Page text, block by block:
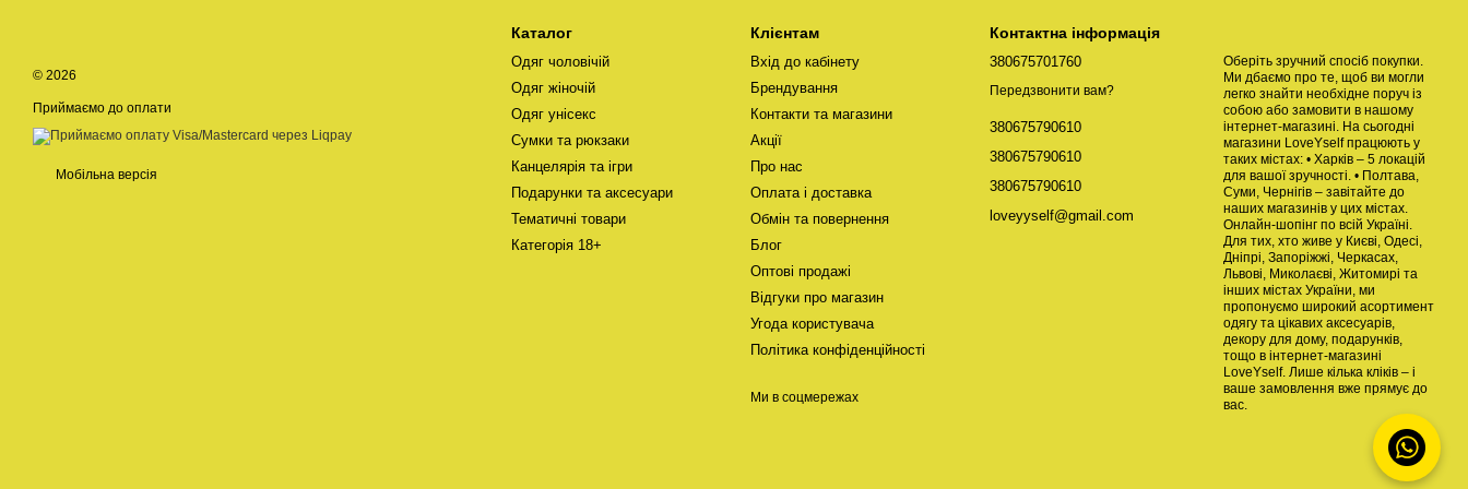
© 2026
Приймаємо до оплати
Мобільна версія
Каталог
Одяг чоловічій
Одяг жіночій
Одяг унісекс
Сумки та рюкзаки
Канцелярія та ігри
Подарунки та аксесуари
Тематичні товари
Категорія 18+
Клієнтам
Вхід до кабінету
Брендування
Контакти та магазини
Акції
Про нас
Оплата і доставка
Обмін та повернення
Блог
Оптові продажі
Відгуки про магазин
Угода користувача
Політика конфіденційності
Ми в соцмережах
Контактна інформація
380675701760
Передзвонити вам?
380675790610
380675790610
380675790610
loveyyself@gmail.com
Оберіть зручний спосіб покупки.
Ми дбаємо про те, щоб ви могли
легко знайти необхідне поруч із
собою або замовити в нашому
інтернет-магазині. На сьогодні
магазини LoveYself працюють у
таких містах: • Харків – 5 локацій
для вашої зручності. • Полтава,
Суми, Чернігів – завітайте до
наших магазинів у цих містах.
Онлайн-шопінг по всій Україні.
Для тих, хто живе у Києві, Одесі,
Дніпрі, Запоріжжі, Черкасах,
Львові, Миколаєві, Житомирі та
інших містах України, ми
пропонуємо широкий асортимент
одягу та цікавих аксесуарів,
декору для дому, подарунків,
тощо в інтернет-магазині
LoveYself. Лише кілька кліків – і
ваше замовлення вже прямує до
вас.